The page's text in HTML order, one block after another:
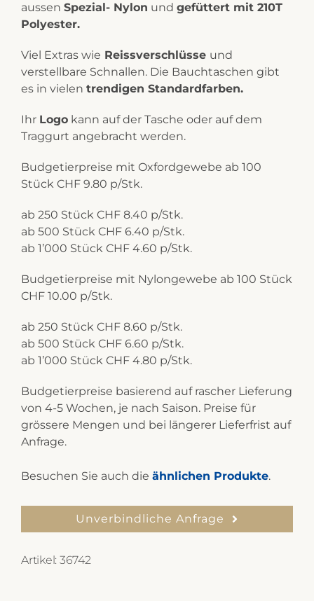
aussen Spezial- Nylon und gefüttert mit 210T
Polyester.
Viel Extras wie Reissverschlüsse und
verstellbare Schnallen. Die Bauchtaschen gibt
es in vielen trendigen Standardfarben.
Ihr Logokann auf der Tasche oder auf dem
Traggurt angebracht werden.
Budgetierpreise mit Oxfordgewebe ab 100
Stück CHF 9.80 p/Stk.
ab 250 Stück CHF 8.40 p/Stk.
ab 500 Stück CHF 6.40 p/Stk.
ab 1’000 Stück CHF 4.60 p/Stk.
Budgetierpreise mit Nylongewebe ab 100 Stück
CHF 10.00 p/Stk.
ab 250 Stück CHF 8.60 p/Stk.
ab 500 Stück CHF 6.60 p/Stk.
ab 1’000 Stück CHF 4.80 p/Stk.
Budgetierpreise basierend auf rascher Lieferung
von 4-5 Wochen, je nach Saison. Preise für
grössere Mengen und bei längerer Lieferfrist auf
Anfrage.
Besuchen Sie auch die ähnlichen Produkte.
Unverbindliche Anfrage
Artikel: 36742